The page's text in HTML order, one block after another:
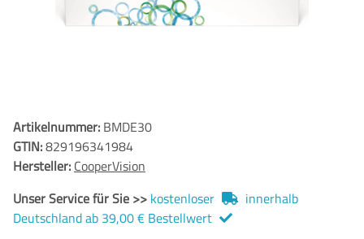
Artikelnummer: BMDE30
GTIN:829196341984
Hersteller: CooperVision
Unser Service für Sie >> kostenloser
innerhalb
Deutschland ab 39,00 € Bestellwert